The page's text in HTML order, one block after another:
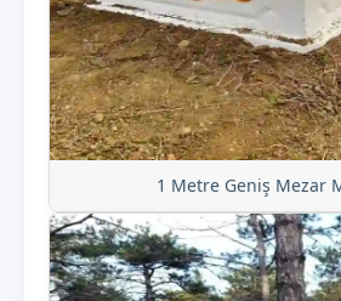
1 Metre Geniş Mezar